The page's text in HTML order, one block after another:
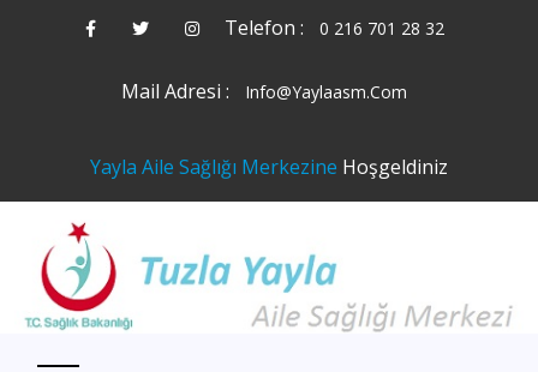
Telefon : 0 216 701 28 32
Mail Adresi : Info@yaylaasm.com
Yayla Aile Sağlığı Merkezine Hoşgeldiniz